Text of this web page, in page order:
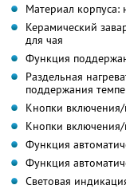
Материал корпуса:
Керамический
для чая
Функция
Раздельная
поддержания
Кнопки
Кнопки
Функция
Функция
Световая